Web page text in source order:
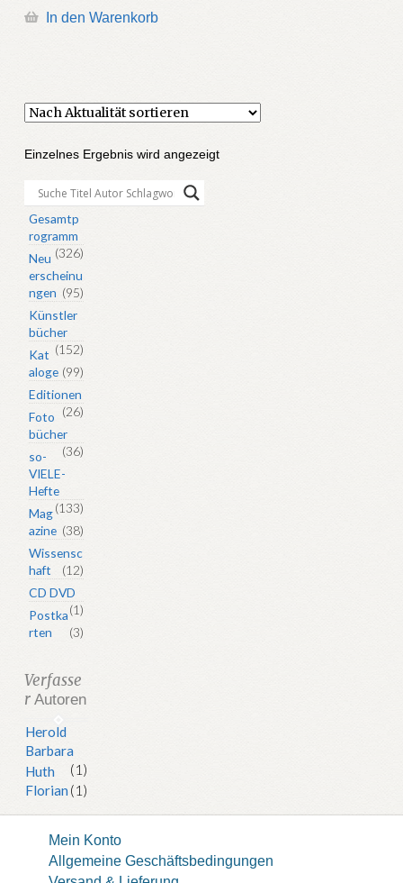
In den Warenkorb
Einzelnes Ergebnis wird angezeigt
Gesamtp
rogramm
(326)
Neu
erscheinu
ngen (95)
Künstler
bücher
(152)
Kat
aloge (99)
Editionen
(26)
Foto
bücher
(36)
so-
VIELE-
Hefte
(133)
Mag
azine (38)
Wissensc
haft
(12)
CD DVD
(1)
Postka
rten
(3)
Verfasse
r Autoren
Herold
Barbara
(1)
Huth
Florian(1)
Mein Konto
Allgemeine Geschäftsbedingungen